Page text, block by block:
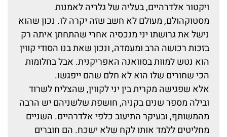
ויקטור אלדרהיים, בעליה של גלריה לאמנות
מסטוקהולם, מעולם לא חשב שזה יקרה לו. נכון שהוא
נישל את גרושתו יני מנכסיה אחרי שהתחתן איתה רק
בזכות רכושה הרב ומעמדה, ונכון שאת בנו הסודי קווין
הוא נטש למוות בסוואנה האפריקנית. אבל בחלומות
הכי שחורים שלו הוא לא חלם שהם ייפגשו.
אלא שפגישה מקרית בין יני לקווין, שהצליח לשרוד
ובילה מספר שנים בקניה, חושפת שלשניהם יש הרבה
מהמשותף, ובעיקר התיעוב כלפי אלדרהיים. השניים
מחליטים ללמד אותו לקח שלא ישכח. הם חוברים